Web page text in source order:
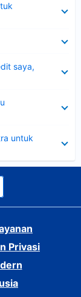
saya,
untuk
Privasi